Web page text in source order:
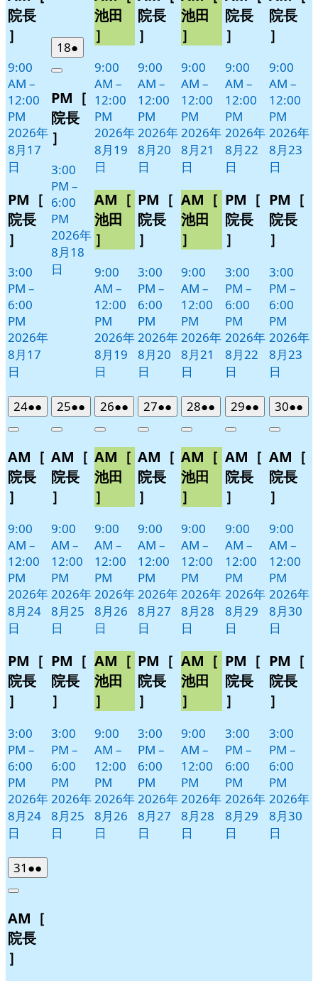
17
日
院長
］
9:00
AM –
12:00
PM
2026年
8月17
日
PM［
院長
］
3:00
PM –
6:00
PM
2026年
8月17
日
182026
年
月
18
日
●
件
イ
ベ
Close
PM［
院長
］
3:00
PM –
6:00
PM
2026年
8月18
日
19
日
ベ
ト)
池田
］
9:00
AM –
12:00
PM
2026年
8月19
日
AM［
池田
］
9:00
AM –
12:00
PM
2026年
8月19
日
20
日
ベ
ト)
院長
］
9:00
AM –
12:00
PM
2026年
8月20
日
PM［
院長
］
3:00
PM –
6:00
PM
2026年
8月20
日
21
日
ベ
ト)
池田
］
9:00
AM –
12:00
PM
2026年
8月21
日
AM［
池田
］
9:00
AM –
12:00
PM
2026年
8月21
日
22
日
ベ
ト)
院長
］
9:00
AM –
12:00
PM
2026年
8月22
日
PM［
院長
］
3:00
PM –
6:00
PM
2026年
8月22
日
23
日
院長
］
9:00
AM –
12:00
PM
2026年
8月23
日
PM［
院長
］
3:00
PM –
6:00
PM
2026年
8月23
日
242026
年
月
24
日
●●
件
イ
ベ
ト)
Close
AM［
院長
］
9:00
AM –
12:00
PM
2026年
8月24
日
PM［
院長
］
3:00
PM –
6:00
PM
2026年
8月24
日
252026
年
月
25
日
●●
件
イ
ベ
ト)
Close
AM［
院長
］
9:00
AM –
12:00
PM
2026年
8月25
日
PM［
院長
］
3:00
PM –
6:00
PM
2026年
8月25
日
262026
年
月
26
日
●●
件
イ
ベ
ト)
Close
AM［
池田
］
9:00
AM –
12:00
PM
2026年
8月26
日
AM［
池田
］
9:00
AM –
12:00
PM
2026年
8月26
日
272026
年
月
27
日
●●
件
イ
ベ
ト)
Close
AM［
院長
］
9:00
AM –
12:00
PM
2026年
8月27
日
PM［
院長
］
3:00
PM –
6:00
PM
2026年
8月27
日
282026
年
月
28
日
●●
件
イ
ベ
ト)
Close
AM［
池田
］
9:00
AM –
12:00
PM
2026年
8月28
日
AM［
池田
］
9:00
AM –
12:00
PM
2026年
8月28
日
292026
年
月
29
日
●●
件
イ
ベ
ト)
Close
AM［
院長
］
9:00
AM –
12:00
PM
2026年
8月29
日
PM［
院長
］
3:00
PM –
6:00
PM
2026年
8月29
日
302026
年
月
30
日
●●
件
イ
Close
AM［
院長
］
9:00
AM –
12:00
PM
2026年
8月30
日
PM［
院長
］
3:00
PM –
6:00
PM
2026年
8月30
日
31 2026
年
月
31
日
●●
件
イ
Close
AM［
院長
］